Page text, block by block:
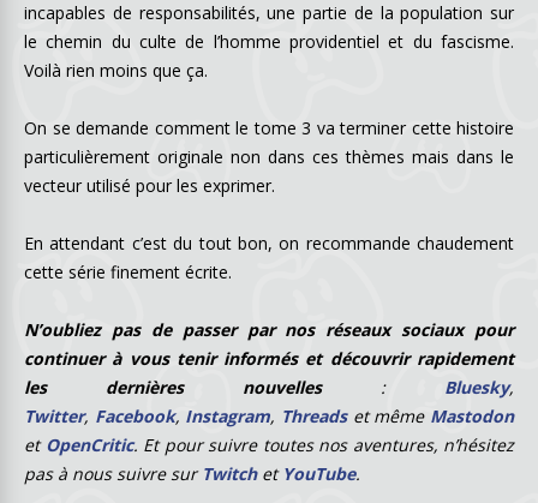
incapables de responsabilités, une partie de la population sur
le chemin du culte de l’homme providentiel et du fascisme.
Voilà rien moins que ça.
On se demande comment le tome 3 va terminer cette histoire
particulièrement originale non dans ces thèmes mais dans le
vecteur utilisé pour les exprimer.
En attendant c’est du tout bon, on recommande chaudement
cette série finement écrite.
N’oubliez pas de passer par nos réseaux sociaux pour
continuer à vous tenir informés et découvrir rapidement
les dernières nouvelles: Bluesky,
Twitter, Facebook, Instagram, Threadset même Mastodon
et OpenCritic. Et pour suivre toutes nos aventures, n’hésitez
pas à nous suivre sur Twitchet YouTube.